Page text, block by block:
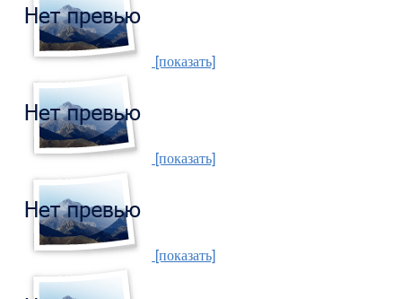
[показать]
[показать]
[показать]